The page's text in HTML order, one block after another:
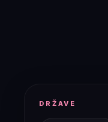
DRŽAVE